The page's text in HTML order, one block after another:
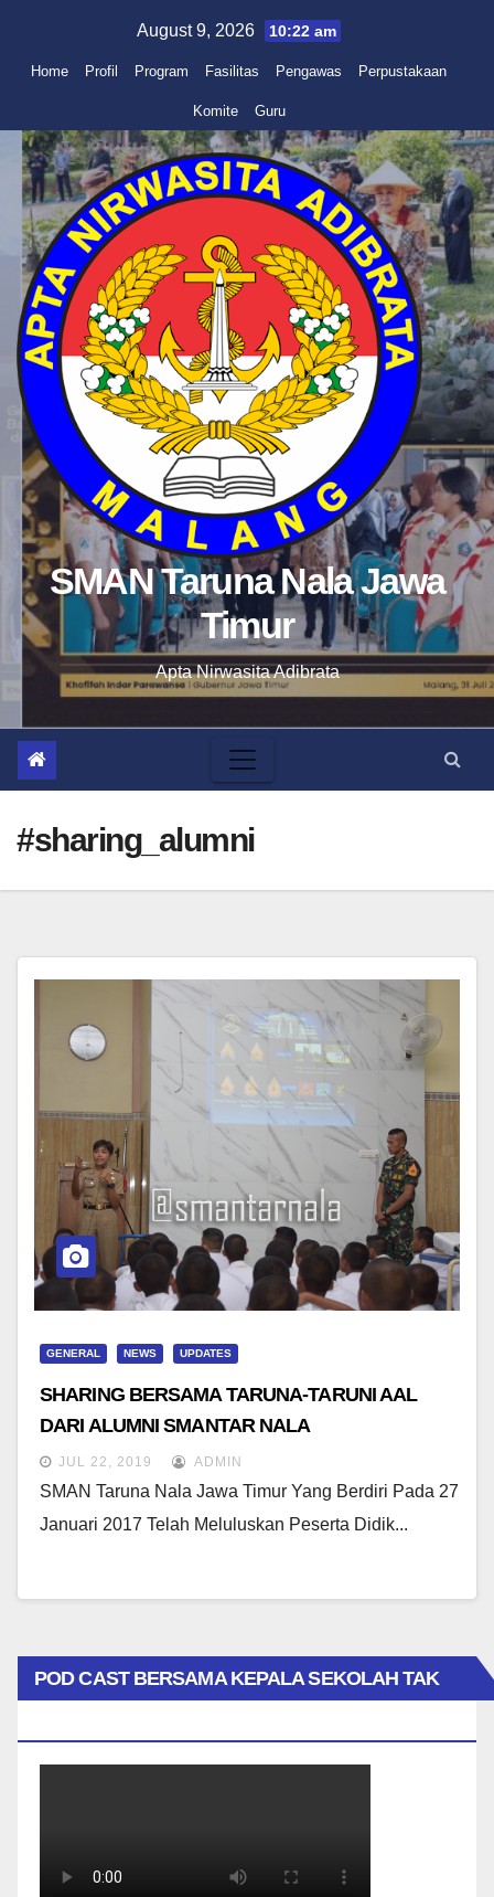
content
August 9, 2026 10:22 am
Home Profil Program Fasilitas Pengawas Perpustakaan
Komite Guru
SMAN Taruna Nala Jawa
Timur
Apta Nirwasita Adibrata
#sharing_alumni
GENERAL NEWS UPDATES
SHARING BERSAMA TARUNA-TARUNI AAL
DARI ALUMNI SMANTAR NALA
JUL 22, 2019 ADMIN
SMAN Taruna Nala Jawa Timur Yang Berdiri Pada 27
Januari 2017 Telah Meluluskan Peserta Didik...
POD CAST BERSAMA KEPALA SEKOLAH TAK